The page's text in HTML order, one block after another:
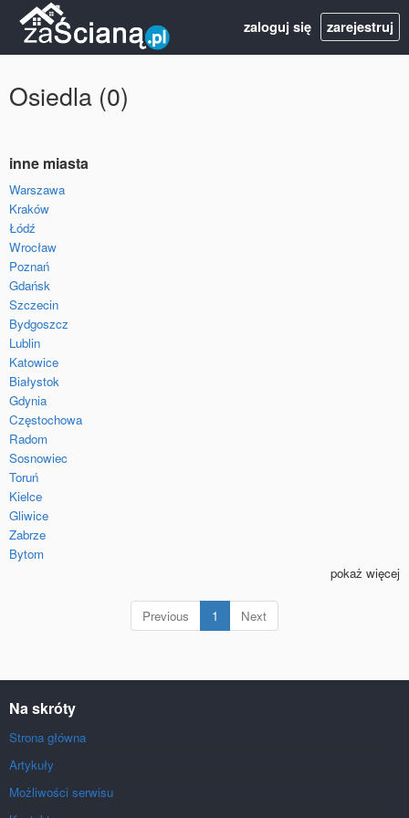
zaloguj się zarejestruj
Osiedla (0)
inne miasta
Warszawa
Kraków
Łódź
Wrocław
Poznań
Gdańsk
Szczecin
Bydgoszcz
Lublin
Katowice
Białystok
Gdynia
Częstochowa
Radom
Sosnowiec
Toruń
Kielce
Gliwice
Zabrze
Bytom
pokaż więcej
Previous 1 (current)
Next
Na skróty
Strona główna
Artykuły
Możliwości serwisu